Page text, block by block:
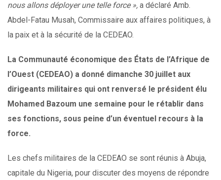
nous allons déployer une telle force », a déclaré Amb.
Abdel-Fatau Musah, Commissaire aux affaires politiques, à
la paix et à la sécurité de la CEDEAO.
La Communauté économique des États de l’Afrique de
l’Ouest (CEDEAO) a donné dimanche 30 juillet aux
dirigeants militaires qui ont renversé le président élu
Mohamed Bazoum une semaine pour le rétablir dans
ses fonctions, sous peine d’un éventuel recours à la
force.
Les chefs militaires de la CEDEAO se sont réunis à Abuja,
capitale du Nigeria, pour discuter des moyens de répondre